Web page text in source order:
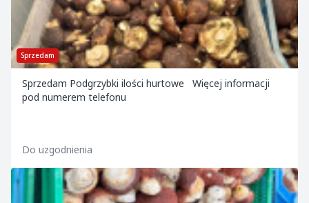
Sprzedam
Sprzedam Podgrzybki ilości hurtowe Więcej informacji
pod numerem telefonu
Do uzgodnienia